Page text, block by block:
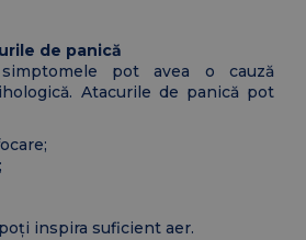
de panică
pot avea o cauză
Atacurile de panică pot
inspira suficient aer.